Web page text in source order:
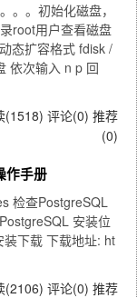
。。初始化磁盘，
root用户查看磁盘
态扩容格式 fdisk /
依次输入 n p 回
(1518) 评论(0) 推荐
(0)
作手册
检查PostgreSQL
安装位
下载 下载地址: ht
(2106) 评论(0) 推荐